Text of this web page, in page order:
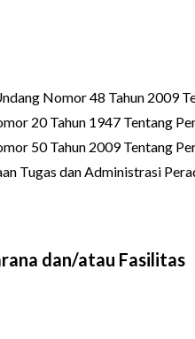
Nomor 48 Tahun 2009
20 Tahun 1947 Tentang
50 Tahun 2009 Tentang
Tugas dan Administrasi
dan/atau Fasilitas